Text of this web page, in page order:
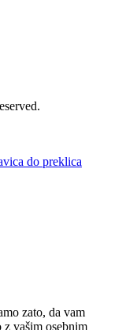
do preklica
zato, da vam
vašim osebnim